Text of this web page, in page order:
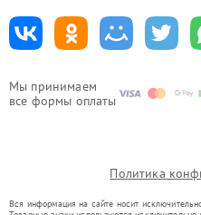
Мы принимаем
все формы оплаты
Политика
Вся информация на сайте носит